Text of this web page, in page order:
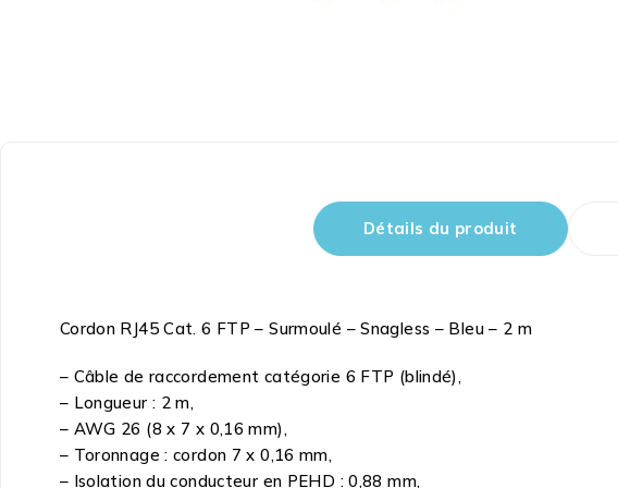
Détails du produit
Cordon RJ45 Cat. 6 FTP – Surmoulé – Snagless – Bleu – 2 m
– Câble de raccordement catégorie 6 FTP (blindé),
– Longueur : 2 m,
– AWG 26 (8 x 7 x 0,16 mm),
– Toronnage : cordon 7 x 0,16 mm,
– Isolation du conducteur en PEHD : 0,88 mm,